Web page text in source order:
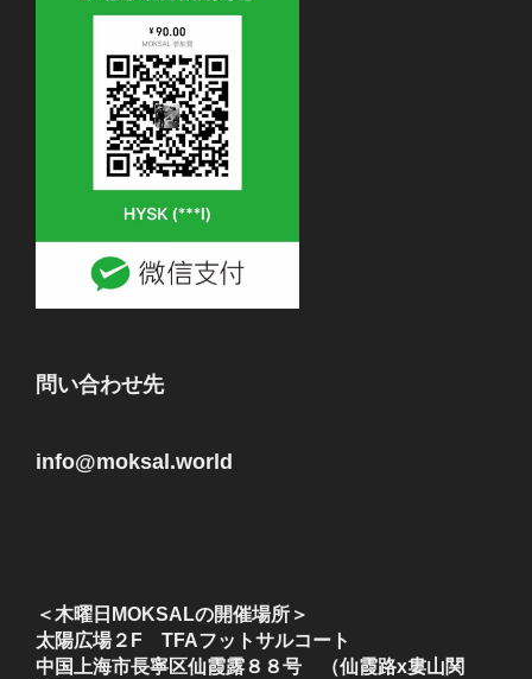
問い合わせ先
info@moksal.world
＜木曜日MOKSALの開催場所＞
太陽広場２F TFAフットサルコート
中国上海市長寧区仙霞露８８号 （仙霞路x婁山関